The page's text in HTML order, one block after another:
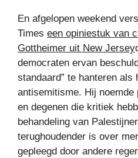
En afgelopen weekend
Times een opiniestuk van
Gottheimer uit New Jersey
democraten ervan
standaard” te hanteren als
antisemitisme. Hij
en degenen die kritiek
behandeling van
terughoudender is over
gepleegd door andere